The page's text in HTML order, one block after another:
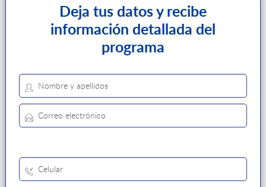
Deja tus datos y recibe
información detallada del
programa